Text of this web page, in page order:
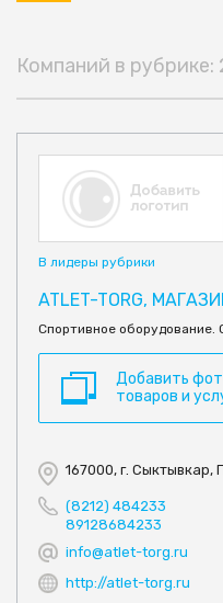
Компаний в рубрике:
В лидеры рубрики
ATLET-TORG,
Спортивное оборудование.
Добавить
товаров и
167000, г. Сыктывкар,
(8212) 484233
89128684233
info@atlet-torg.ru
http://atlet-torg.ru